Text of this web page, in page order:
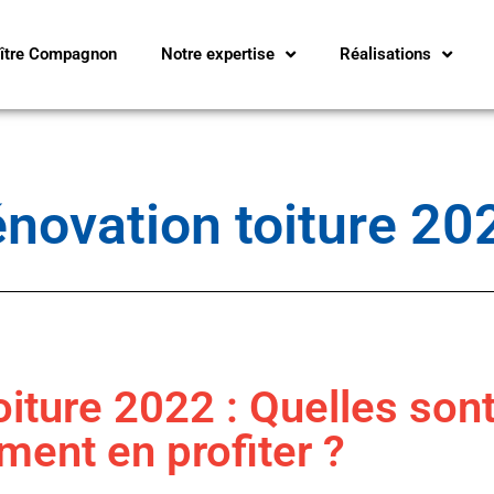
Compagnon Notre expertise Réalisations
toiture
2022 : Quelles
en profiter ?